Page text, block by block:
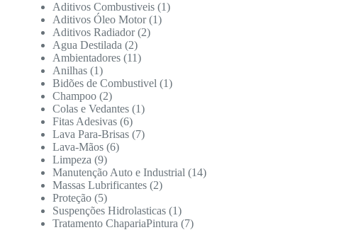
Aditivos Combustiveis 1
Aditivos Óleo Motor 1
Aditivos Radiador 2
Agua Destilada
2
Ambientadores 11
Anilhas 1
Bidões de Combustivel
1
Champoo 2
Colas e Vedantes 1
Fitas Adesivas 6
Lava Para-Brisas 7
Lava-Mãos 6
Limpeza 9
Manutenção Auto e Industrial
14
Massas Lubrificantes 2
Proteção 5
Suspenções Hidrolasticas 1
Tratamento ChapariaPintura
7